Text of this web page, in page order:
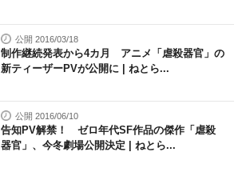
公開 2016/03/18
制作継続発表から4カ月 アニメ「虐殺器官」の
新ティーザーPVが公開に | ねとら...
公開 2016/06/10
告知PV解禁！ ゼロ年代SF作品の傑作「虐殺
器官」、今冬劇場公開決定 | ねとら...